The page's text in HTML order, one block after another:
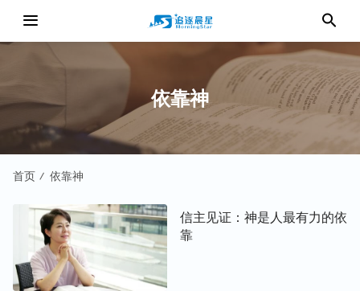
依靠神
首页 / 依靠神
信主见证：神是人最有力的依
靠